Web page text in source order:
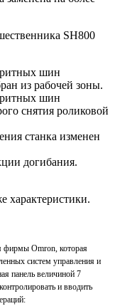
SH800
шин
из рабочей зоны.
шин
снятия роликовой
станка изменен
догибания.
характеристики.
фирмы Omron, которая
систем управления и
панель величиной 7
и вводить